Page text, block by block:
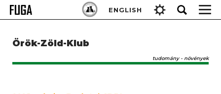
Skip
ENGLISH
Keresés:
Örök-Zöld-Klub
tudomány - növények